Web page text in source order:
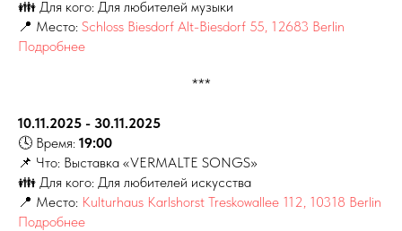
👪 Для кого: Для любителей музыки
📍 Место: Schloss Biesdorf Alt-Biesdorf 55, 12683 Berlin
Подробнее
***
10.11.2025 - 30.11.2025
🕓 Время: 19:00
📌 Что: Выставка «VERMALTE SONGS»
👪 Для кого: Для любителей искусства
📍 Место: Kulturhaus Karlshorst Treskowallee 112, 10318 Berlin
Подробнее